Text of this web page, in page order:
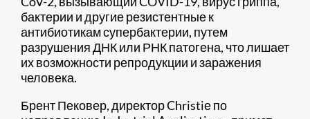
бактерии и другие резистентные к
антибиотикам супербактерии, путем
разрушения ДНК или РНК патогена, что лишает
их возможности репродукции и заражения
человека.
Брент Пековер, директор Christiе по